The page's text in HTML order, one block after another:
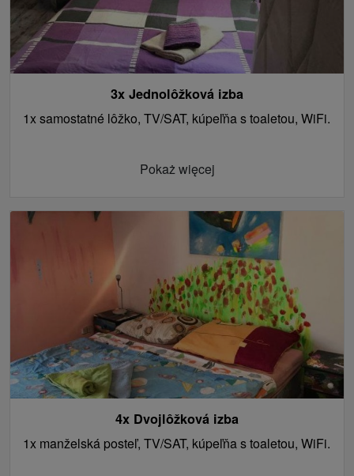
3x Jednolôžková izba
1x samostatné lôžko, TV/SAT, kúpeľňa s toaletou, WiFi.
Pokaż więcej
4x Dvojlôžková izba
1x manželská posteľ, TV/SAT, kúpeľňa s toaletou, WiFi.